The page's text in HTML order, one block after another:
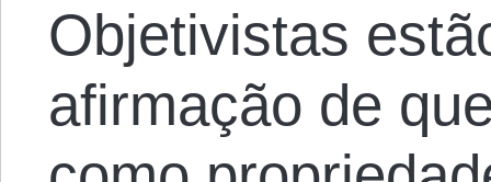
Objetivistas
afirmação de